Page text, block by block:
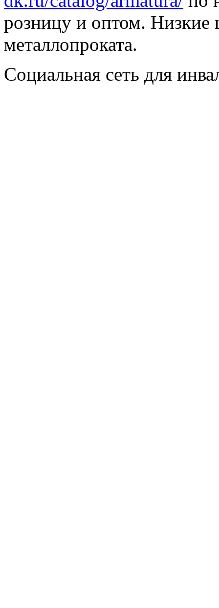
розницу и оптом. Низкие
металлопроката.
Социальная сеть для